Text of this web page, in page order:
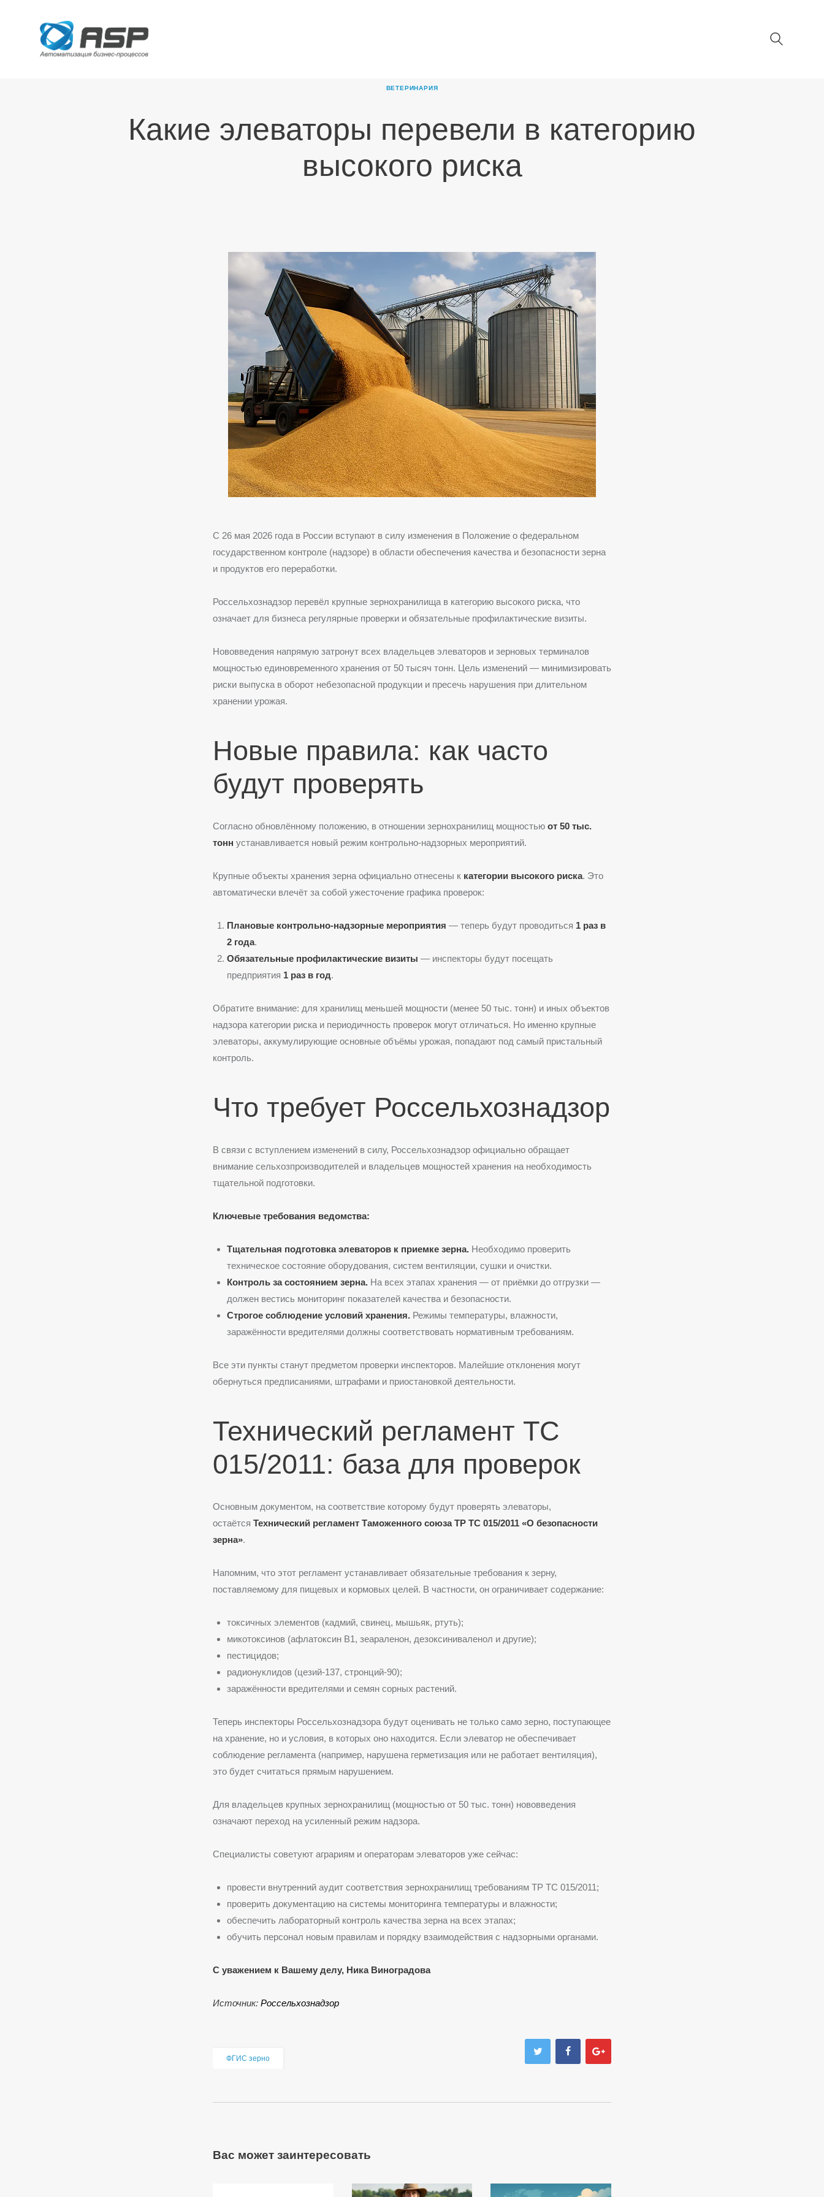
ВЕТЕРИНАРИЯ
Какие элеваторы перевели в категорию
высокого риска
НОВОСТИ
КАРЬЕРА
С 26 мая 2026 года в России вступают в силу изменения в Положение о федеральном
государственном контроле (надзоре) в области обеспечения качества и безопасности зерна
и продуктов его переработки.
Россельхознадзор перевёл крупные зернохранилища в категорию высокого риска, что
означает для бизнеса регулярные проверки и обязательные профилактические визиты.
Нововведения напрямую затронут всех владельцев элеваторов и зерновых терминалов
мощностью единовременного хранения от 50 тысяч тонн. Цель изменений — минимизировать
риски выпуска в оборот небезопасной продукции и пресечь нарушения при длительном
хранении урожая.
Новые правила: как часто
будут проверять
Согласно обновлённому положению, в отношении зернохранилищ мощностью от 50 тыс.
тонн устанавливается новый режим контрольно-надзорных мероприятий.
Крупные объекты хранения зерна официально отнесены к категории высокого риска. Это
автоматически влечёт за собой ужесточение графика проверок:
Плановые контрольно-надзорные мероприятия — теперь будут проводиться 1 раз в
2 года.
Обязательные профилактические визиты — инспекторы будут посещать
предприятия 1 раз в год.
Обратите внимание: для хранилищ меньшей мощности (менее 50 тыс. тонн) и иных объектов
надзора категории риска и периодичность проверок могут отличаться. Но именно крупные
элеваторы, аккумулирующие основные объёмы урожая, попадают под самый пристальный
контроль.
Что требует Россельхознадзор
В связи с вступлением изменений в силу, Россельхознадзор официально обращает
внимание сельхозпроизводителей и владельцев мощностей хранения на необходимость
тщательной подготовки.
Ключевые требования ведомства:
Тщательная подготовка элеваторов к приемке зерна.Необходимо проверить
техническое состояние оборудования, систем вентиляции, сушки и очистки.
Контроль за состоянием зерна.На всех этапах хранения — от приёмки до отгрузки —
должен вестись мониторинг показателей качества и безопасности.
Строгое соблюдение условий хранения.Режимы температуры, влажности,
заражённости вредителями должны соответствовать нормативным требованиям.
Все эти пункты станут предметом проверки инспекторов. Малейшие отклонения могут
обернуться предписаниями, штрафами и приостановкой деятельности.
Технический регламент ТС
015/2011: база для проверок
Основным документом, на соответствие которому будут проверять элеваторы,
остаётся Технический регламент Таможенного союза ТР ТС 015/2011 «О безопасности
зерна».
Напомним, что этот регламент устанавливает обязательные требования к зерну,
поставляемому для пищевых и кормовых целей. В частности, он ограничивает содержание:
токсичных элементов (кадмий, свинец, мышьяк, ртуть);
микотоксинов (афлатоксин В1, зеараленон, дезоксиниваленол и другие);
пестицидов;
радионуклидов (цезий-137, стронций-90);
заражённости вредителями и семян сорных растений.
Теперь инспекторы Россельхознадзора будут оценивать не только само зерно, поступающее
на хранение, но и условия, в которых оно находится. Если элеватор не обеспечивает
соблюдение регламента (например, нарушена герметизация или не работает вентиляция),
это будет считаться прямым нарушением.
Для владельцев крупных зернохранилищ (мощностью от 50 тыс. тонн) нововведения
означают переход на усиленный режим надзора.
Специалисты советуют аграриям и операторам элеваторов уже сейчас:
провести внутренний аудит соответствия зернохранилищ требованиям ТР ТС 015/2011;
проверить документацию на системы мониторинга температуры и влажности;
обеспечить лабораторный контроль качества зерна на всех этапах;
обучить персонал новым правилам и порядку взаимодействия с надзорными органами.
С уважением к Вашему делу, Ника Виноградова
Источник: Россельхознадзор
ФГИС зерно
Вас может заинтересовать